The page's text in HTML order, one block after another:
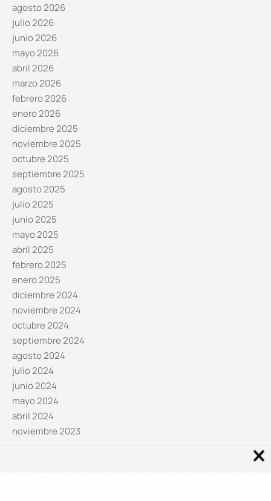
agosto 2026
julio 2026
junio 2026
mayo 2026
abril 2026
marzo 2026
febrero 2026
enero 2026
diciembre 2025
noviembre 2025
octubre 2025
septiembre 2025
agosto 2025
julio 2025
junio 2025
mayo 2025
abril 2025
febrero 2025
enero 2025
diciembre 2024
noviembre 2024
octubre 2024
septiembre 2024
agosto 2024
julio 2024
junio 2024
mayo 2024
abril 2024
noviembre 2023